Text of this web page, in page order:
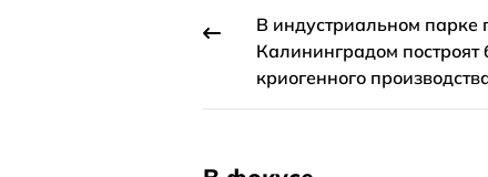
В индустриальном парке
Калининградом построят
криогенного